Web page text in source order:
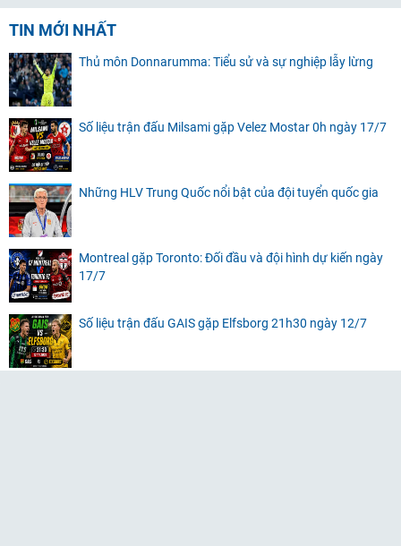
TIN MỚI NHẤT
Thủ môn Donnarumma: Tiểu sử và sự nghiệp lẫy lừng
Số liệu trận đấu Milsami gặp Velez Mostar 0h ngày 17/7
Những HLV Trung Quốc nổi bật của đội tuyển quốc gia
Montreal gặp Toronto: Đối đầu và đội hình dự kiến ngày
17/7
Số liệu trận đấu GAIS gặp Elfsborg 21h30 ngày 12/7